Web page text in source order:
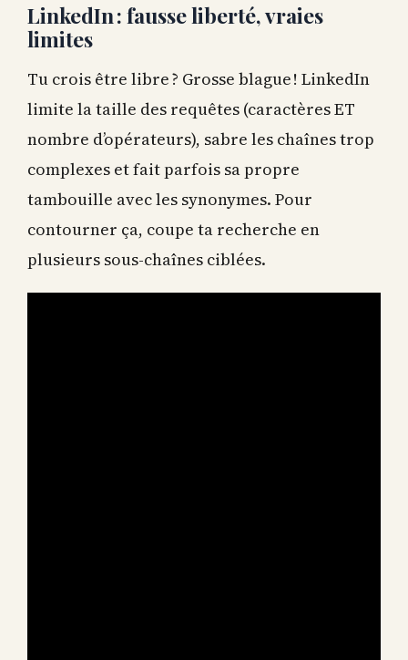
LinkedIn : fausse liberté, vraies
limites
Tu crois être libre ? Grosse blague ! LinkedIn
limite la taille des requêtes (caractères ET
nombre d’opérateurs), sabre les chaînes trop
complexes et fait parfois sa propre
tambouille avec les synonymes. Pour
contourner ça, coupe ta recherche en
plusieurs sous-chaînes ciblées.